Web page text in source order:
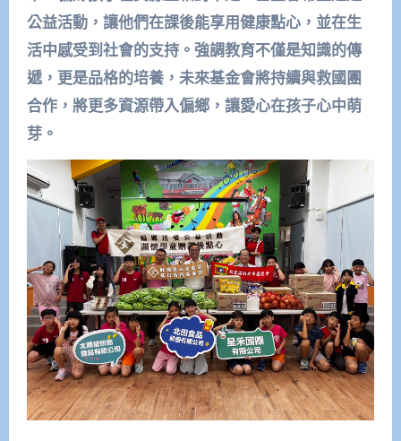
公益活動，讓他們在課後能享用健康點心，並在生
活中感受到社會的支持。強調教育不僅是知識的傳
遞，更是品格的培養，未來基金會將持續與救國團
合作，將更多資源帶入偏鄉，讓愛心在孩子心中萌
芽。